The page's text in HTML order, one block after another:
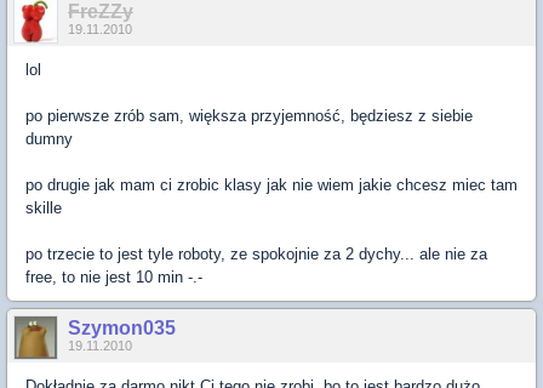
FreZZy
19.11.2010
lol
po pierwsze zrób sam, większa przyjemność, będziesz z siebie
dumny
po drugie jak mam ci zrobic klasy jak nie wiem jakie chcesz miec tam
skille
po trzecie to jest tyle roboty, ze spokojnie za 2 dychy... ale nie za
free, to nie jest 10 min -.-
Szymon035
19.11.2010